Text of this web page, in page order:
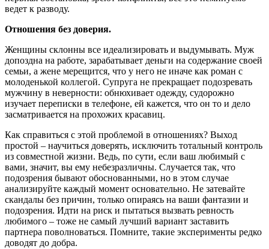
ведет к разводу.
Отношения без доверия.
Женщины склонны все идеализировать и выдумывать. Муж
допоздна на работе, зарабатывает деньги на содержание своей
семьи, а жене мерещится, что у него не иначе как роман с
молоденькой коллегой. Супруга не прекращает подозревать
мужчину в неверности: обнюхивает одежду, судорожно
изучает переписки в телефоне, ей кажется, что он то и дело
засматривается на прохожих красавиц.
Как справиться с этой проблемой в отношениях? Выход
простой – научиться доверять, исключить тотальный контроль
из совместной жизни. Ведь, по сути, если ваш любимый с
вами, значит, вы ему небезразличны. Случается так, что
подозрения бывают обоснованными, но в этом случае
анализируйте каждый момент основательно. Не затевайте
скандалы без причин, только опираясь на ваши фантазии и
подозрения. Идти на риск и пытаться вызвать ревность
любимого – тоже не самый лучший вариант заставить
партнера поволноваться. Помните, такие эксперименты редко
доводят до добра.